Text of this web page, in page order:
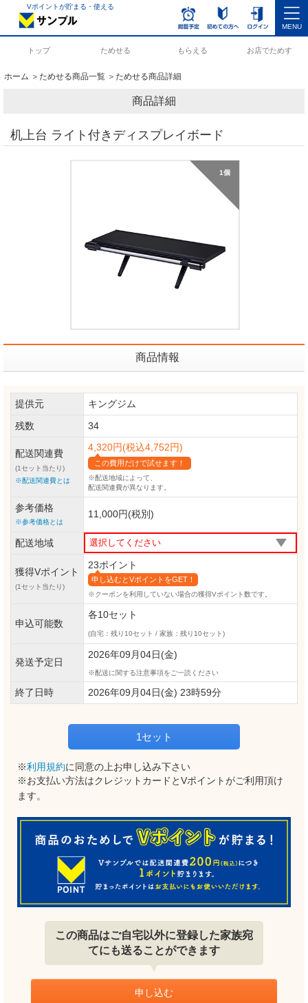
Vポイントが貯まる・使える
MENU
トップ ためせる もらえる お店でためす
ホーム ＞ためせる商品一覧 ＞ためせる商品詳細
商品詳細
机上台 ライト付きディスプレイボード
1個
商品情報
提供元
キングジム
残数
34
配送関連費
(1セット当たり)
※配送関連費とは
4,320円(税込4,752円)
この費用だけで試せます！
※配送地域によって、
配送関連費が異なります。
参考価格
※参考価格とは
11,000円(税別)
配送地域
獲得Vポイント
(1セット当たり)
23ポイント
申し込むとVポイントをGET！
※クーポンを利用していない場合の獲得Vポイント数です。
申込可能数
各10セット
(自宅：残り10セット / 家族：残り10セット)
発送予定日
2026年09月04日(金)
配送に関する注意事項をご一読ください
終了日時 2026年09月04日(金) 23時59分
1セット
※利用規約に同意の上お申し込み下さい
※お支払い方法はクレジットカードとVポイントがご利用頂け
ます。
この商品はご自宅以外に登録した家族宛
てにも送ることができます
申し込む